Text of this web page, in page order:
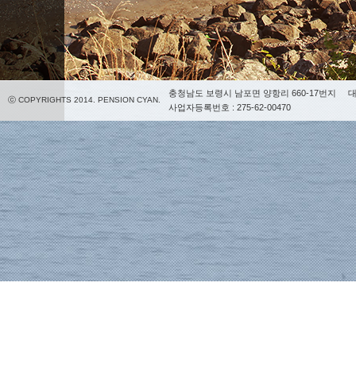
ⓒ COPYRIGHTS 2014. PENSION CYAN.
충청남도 보령시 남포면 양항리 660-17번지
사업자등록번호 : 275-62-00470